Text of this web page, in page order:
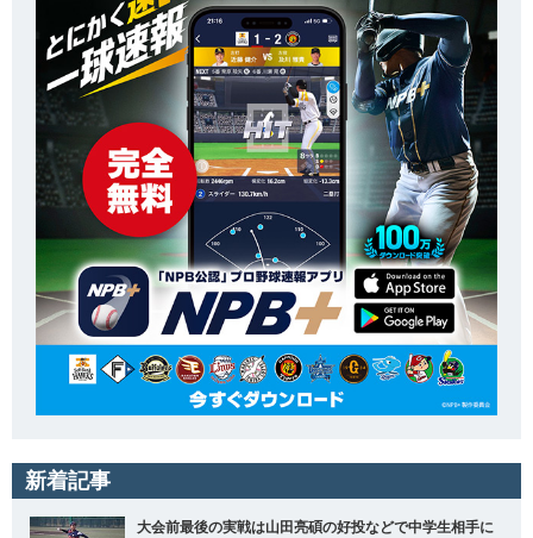
新着記事
大会前最後の実戦は山田亮碩の好投などで中学生相手に